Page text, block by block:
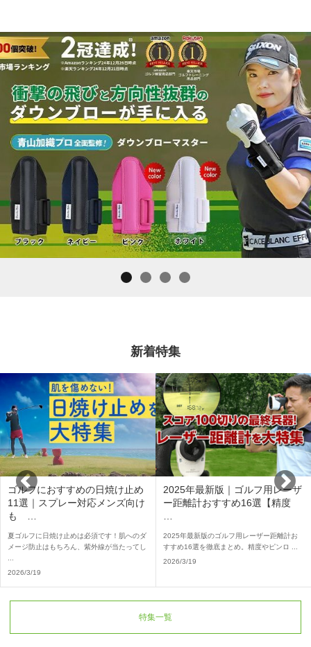
新着特集
ゴルフにおすすめの日焼け止め
11選｜スプレー対応メンズ向け
も …
夏ゴルフに日焼け止めは必須です！肌へのダ
メージ防止はもちろん、紫外線が当たってし
...
2026/3/19
2025年最新版｜ゴルフ用レーザ
ー距離計おすすめ16選【精度
2025年最新版のゴルフ用レーザー距離計お
すすめ16選を徹底まとめ。精度やピンロ ...
2026/3/19
特集一覧